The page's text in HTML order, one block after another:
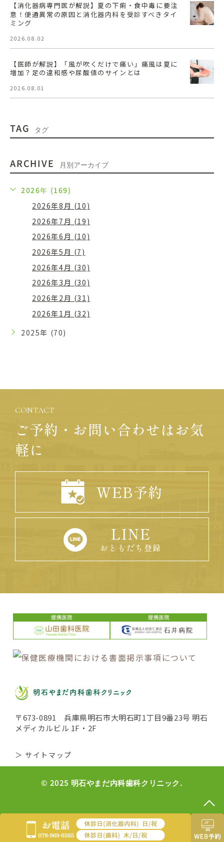
【消化器病専門医が解説】夏の下痢・食中毒に要注
意！便通異常の原因と消化器内科を受診すべきタイ
ミング
2026.08.02
【医師が解説】「風が吹くだけで痛い」痛風は夏に
増加？足の違和感や尿酸値のサインとは
2026.08.01
TAG タグ
ARCHIVE 月別アーカイブ
2026年 (169)
2026年8月 (10)
2026年7月 (19)
2026年6月 (10)
2026年5月 (7)
2026年4月 (30)
2026年3月 (30)
2026年2月 (31)
2026年1月 (32)
2025年 (70)
CONTACT
ご予約・お問い合わせはお気
軽に
WEB予約
LINE
おともだち登録
〒673-0891 兵庫県明石市大明石町1丁目9番23号 明石
メディカルビル 1F・2F
＞ サイトマップ
© 2025 明石やまだ内科歯科クリニック.